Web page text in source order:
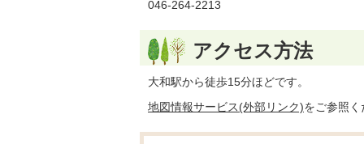
046-264-2213
アクセス方法
大和駅から徒歩15分ほどです。
地図情報サービス(外部リンク)をご参照